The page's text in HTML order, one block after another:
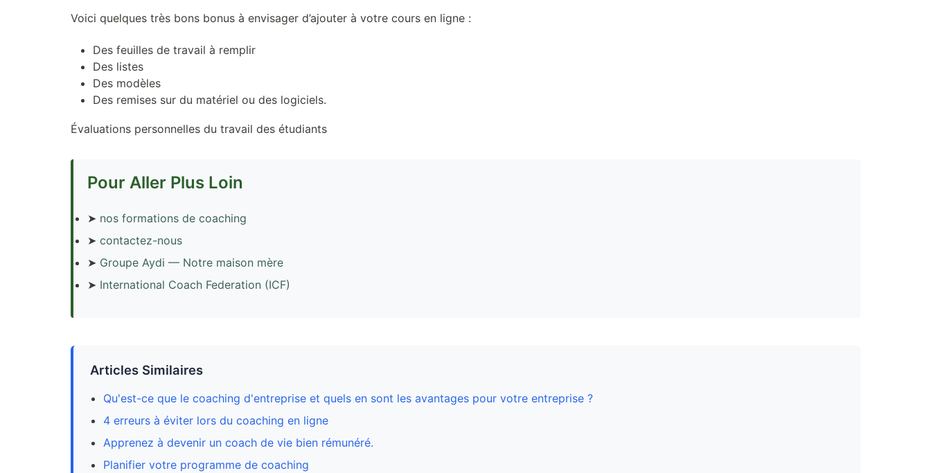
Voici quelques très bons bonus à envisager d’ajouter à votre cours en ligne :
Des feuilles de travail à remplir
Des listes
Des modèles
Des remises sur du matériel ou des logiciels.
Évaluations personnelles du travail des étudiants
Pour Aller Plus Loin
➤ nos formations de coaching
➤ contactez-nous
➤ Groupe Aydi — Notre maison mère
➤ International Coach Federation (ICF)
Articles Similaires
Qu'est-ce que le coaching d'entreprise et quels en sont les avantages pour votre entreprise ?
4 erreurs à éviter lors du coaching en ligne
Apprenez à devenir un coach de vie bien rémunéré.
Planifier votre programme de coaching